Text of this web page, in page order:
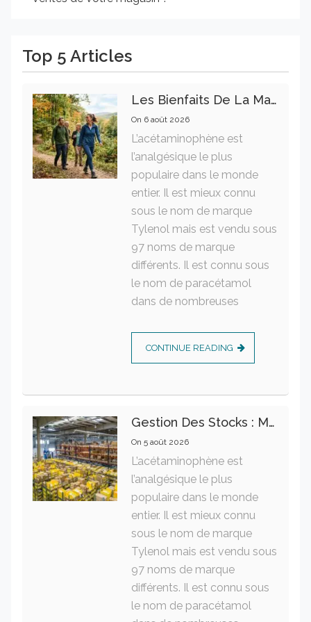
Top 5 Articles
Les Bienfaits De La Marche Sur La Santé Physique Et Mentale
On 6 août 2026
L’acétaminophène est
l’analgésique le plus
populaire dans le monde
entier. Il est mieux connu
sous le nom de marque
Tylenol mais est vendu sous
97 noms de marque
différents. Il est connu sous
le nom de paracétamol
dans de nombreuses
CONTINUE READING
Gestion Des Stocks : Meilleures Pratiques Intralogistiques
On 5 août 2026
L’acétaminophène est
l’analgésique le plus
populaire dans le monde
entier. Il est mieux connu
sous le nom de marque
Tylenol mais est vendu sous
97 noms de marque
différents. Il est connu sous
le nom de paracétamol